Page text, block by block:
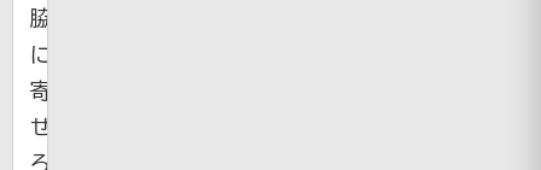
脇
に
寄
せ
ろ